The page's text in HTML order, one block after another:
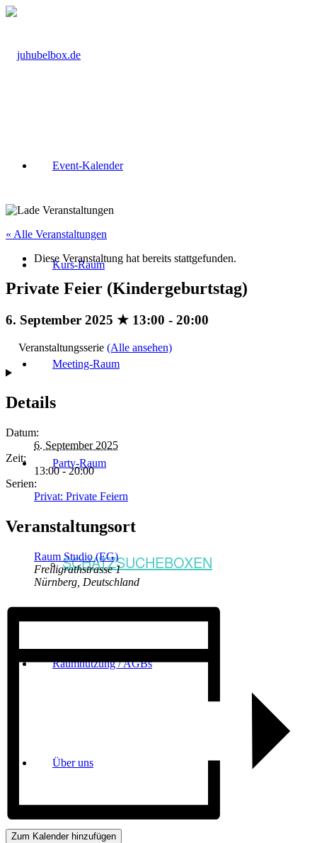
Event-Kalender
Kurs-Raum
Meeting-Raum
Party-Raum
SCHATZSUCHEBOXEN
Raumnutzung / AGBs
Über uns
« Alle Veranstaltungen
Diese Veranstaltung hat bereits stattgefunden.
Private Feier (Kindergeburtstag)
6. September 2025 ★ 13:00 - 20:00
Veranstaltungsserie (Alle ansehen)
Details
Datum:
6. September 2025
Zeit:
13:00 - 20:00
Serien:
Privat: Private Feiern
Veranstaltungsort
Raum Studio (EG)
Freiligrathstrasse 1
Nürnberg Deutschland
Zum Kalender hinzufügen